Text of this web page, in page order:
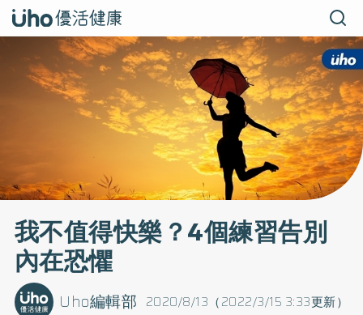
我不值得快樂？4個練習告別
內在恐懼
2020/8/13（2022/3/15 3:33更新）
Uho編輯部